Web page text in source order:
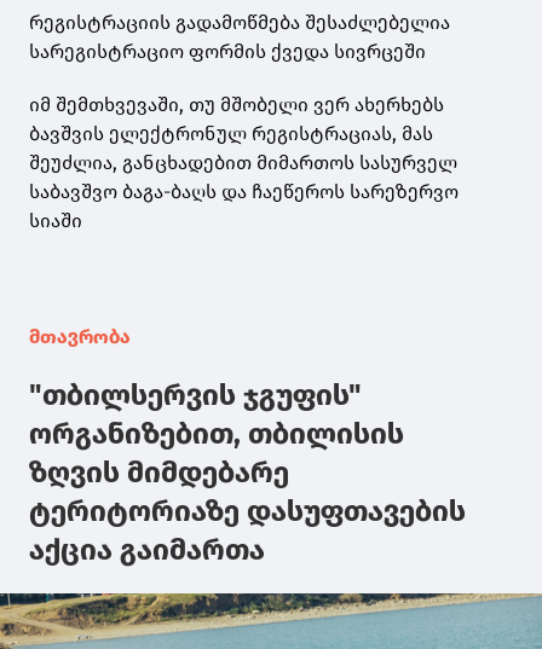
რეგისტრაციის გადამოწმება შესაძლებელია
სარეგისტრაციო ფორმის ქვედა სივრცეში
იმ შემთხვევაში, თუ მშობელი ვერ ახერხებს
ბავშვის ელექტრონულ რეგისტრაციას, მას
შეუძლია, განცხადებით მიმართოს სასურველ
საბავშვო ბაგა-ბაღს და ჩაეწეროს სარეზერვო
სიაში
მთავრობა
"თბილსერვის ჯგუფის"
ორგანიზებით, თბილისის
ზღვის მიმდებარე
ტერიტორიაზე დასუფთავების
აქცია გაიმართა